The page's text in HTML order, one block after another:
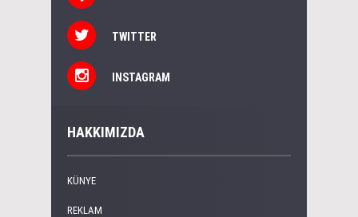
TWITTER
INSTAGRAM
HAKKIMIZDA
KÜNYE
REKLAM